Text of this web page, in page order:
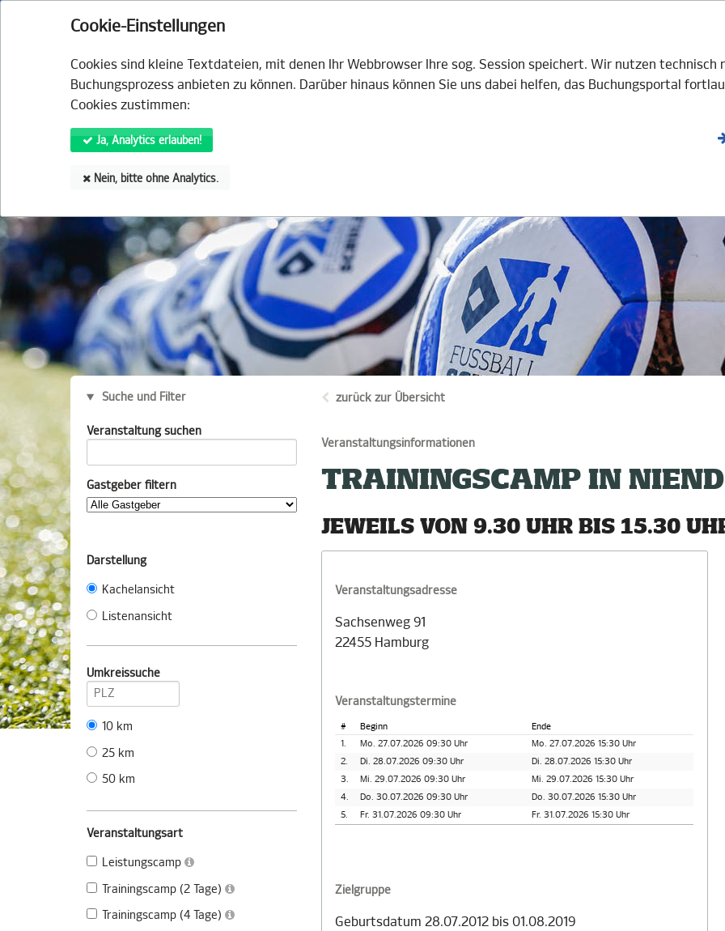
Cookie-Einstellungen
Cookies sind kleine Textdateien, mit denen Ihr Webbrowser Ihre sog. Session speichert. Wir nutzen
Buchungsprozess anbieten zu können. Darüber hinaus können Sie uns dabei helfen, das Buchungsportal
Cookies zustimmen:
Ja, Analytics erlauben!
Nein, bitte ohne Analytics.
Suche und Filter
Veranstaltung suchen
Gastgeber filtern
Darstellung
Kachelansicht
Listenansicht
Umkreissuche
10 km
25 km
50 km
Veranstaltungsart
Leistungscamp
Trainingscamp (2 Tage)
Trainingscamp (4 Tage)
zurück zur Übersicht
Veranstaltungsinformationen
TRAININGSCAMP IN
JEWEILS VON 9.30 UHR BIS 15.30
Veranstaltungsadresse
Sachsenweg 91
22455 Hamburg
Veranstaltungstermine
# Beginn
Ende
1.
Mo. 27.07.2026 09:30 Uhr
Mo. 27.07.2026 15:30 Uhr
2.
Di. 28.07.2026 09:30 Uhr
Di. 28.07.2026 15:30 Uhr
3.
Mi. 29.07.2026 09:30 Uhr
Mi. 29.07.2026 15:30 Uhr
4.
Do. 30.07.2026 09:30 Uhr
Do. 30.07.2026 15:30 Uhr
5.
Fr. 31.07.2026 09:30 Uhr Fr. 31.07.2026 15:30 Uhr
Zielgruppe
Geburtsdatum 28.07.2012 bis 01.08.2019